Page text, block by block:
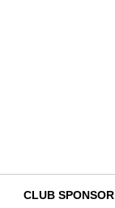
CLUB SPONSOR